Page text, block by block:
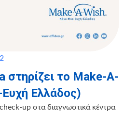
στηρίζει το Make-A-
Ελλάδος)
check-up στα διαγνωστικά κέντρα